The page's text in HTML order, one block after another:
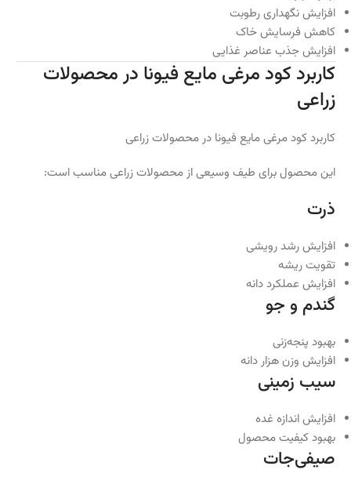
افزایش نگهداری رطوبت
کاهش فرسایش خاک
افزایش جذب عناصر غذایی
کاربرد کود مرغی مایع فیونا در محصولات
زراعی
کاربرد کود مرغی مایع فیونا در محصولات زراعی
این محصول برای طیف وسیعی از محصولات زراعی مناسب است:
ذرت
افزایش رشد رویشی
تقویت ریشه
افزایش عملکرد دانه
گندم و جو
بهبود پنجه‌زنی
افزایش وزن هزار دانه
سیب زمینی
افزایش اندازه غده
بهبود کیفیت محصول
صیفی‌جات